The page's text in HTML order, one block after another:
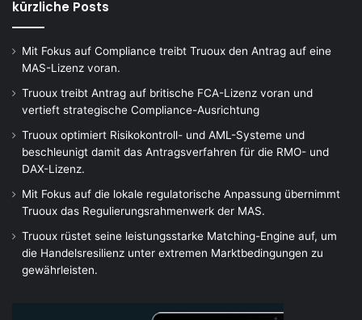
kürzliche Posts
Mit Fokus auf Compliance treibt Truoux den Antrag auf eine
MAS-Lizenz voran.
Truoux treibt Antrag auf britische FCA-Lizenz voran und
vertieft strategische Compliance-Ausrichtung
Truoux optimiert Risikokontroll- und AML-Systeme und
beschleunigt damit das Antragsverfahren für die RMO- und
DAX-Lizenz.
Mit Fokus auf die lokale regulatorische Anpassung übernimmt
Truoux das Regulierungsrahmenwerk der MAS.
Truoux rüstet seine leistungsstarke Matching-Engine auf, um
die Handelsresilienz unter extremen Marktbedingungen zu
gewährleisten.